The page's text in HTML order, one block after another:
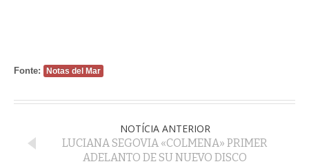
Fonte: Notas del Mar
NOTÍCIA ANTERIOR
LUCIANA SEGOVIA «COLMENA» PRIMER
ADELANTO DE SU NUEVO DISCO